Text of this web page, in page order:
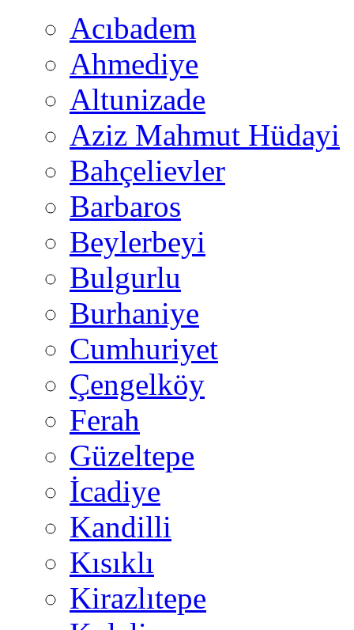
Acıbadem
Ahmediye
Altunizade
Aziz Mahmut Hüdayi
Bahçelievler
Barbaros
Beylerbeyi
Bulgurlu
Burhaniye
Cumhuriyet
Çengelköy
Ferah
Güzeltepe
İcadiye
Kandilli
Kısıklı
Kirazlıtepe